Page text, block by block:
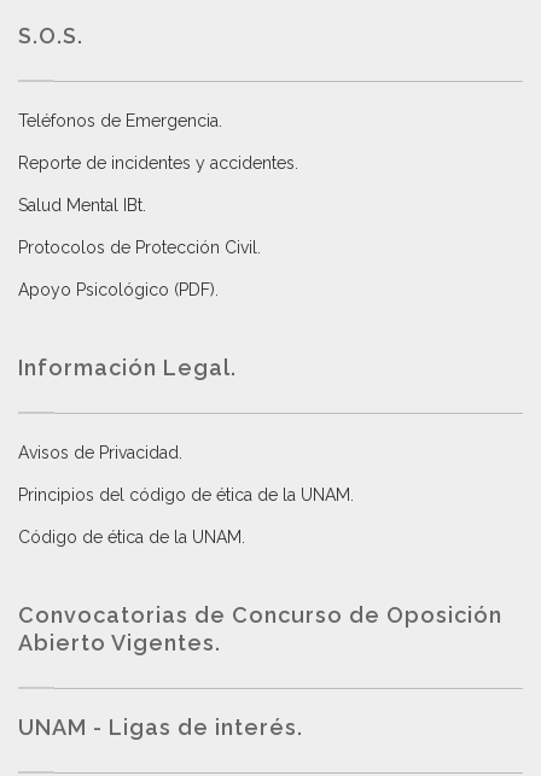
S.O.S.
Teléfonos de Emergencia.
Reporte de incidentes y accidentes
Salud Mental IBt
Protocolos de Protección Civil
Apoyo Psicológico (PDF)
Información Legal.
Avisos de Privacidad
Principios del código de ética de la UNAM
Código de ética de la UNAM
Convocatorias de Concurso de Oposición
Abierto Vigentes.
UNAM - Ligas de interés.